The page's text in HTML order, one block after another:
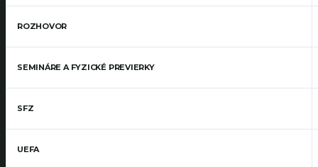
ROZHOVOR
SEMINÁRE A FYZICKÉ PREVIERKY
SFZ
UEFA